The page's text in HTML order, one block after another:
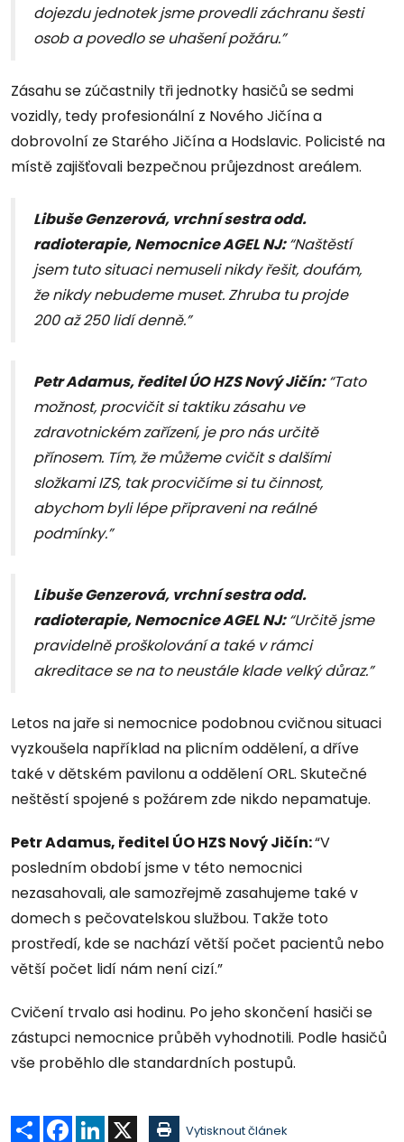
dojezdu jednotek jsme provedli záchranu šesti
osob a povedlo se uhašení požáru.”
Zásahu se zúčastnily tři jednotky hasičů se sedmi
vozidly, tedy profesionální z Nového Jičína a
dobrovolní ze Starého Jičína a Hodslavic. Policisté na
místě zajišťovali bezpečnou průjezdnost areálem.
Libuše Genzerová, vrchní sestra odd.
radioterapie, Nemocnice AGEL NJ:“Naštěstí
jsem tuto situaci nemuseli nikdy řešit, doufám,
že nikdy nebudeme muset. Zhruba tu projde
200 až 250 lidí denně.”
Petr Adamus, ředitel ÚO HZS Nový Jičín:“Tato
možnost, procvičit si taktiku zásahu ve
zdravotnickém zařízení, je pro nás určitě
přínosem. Tím, že můžeme cvičit s dalšími
složkami IZS, tak procvičíme si tu činnost,
abychom byli lépe připraveni na reálné
podmínky.”
Libuše Genzerová, vrchní sestra odd.
radioterapie, Nemocnice AGEL NJ:“Určitě jsme
pravidelně proškolování a také v rámci
akreditace se na to neustále klade velký důraz.”
Letos na jaře si nemocnice podobnou cvičnou situaci
vyzkoušela například na plicním oddělení, a dříve
také v dětském pavilonu a oddělení ORL. Skutečné
neštěstí spojené s požárem zde nikdo nepamatuje.
Petr Adamus, ředitel ÚO HZS Nový Jičín:“V
posledním období jsme v této nemocnici
nezasahovali, ale samozřejmě zasahujeme také v
domech s pečovatelskou službou. Takže toto
prostředí, kde se nachází větší počet pacientů nebo
větší počet lidí nám není cizí.”
Cvičení trvalo asi hodinu. Po jeho skončení hasiči se
zástupci nemocnice průběh vyhodnotili. Podle hasičů
vše proběhlo dle standardních postupů.
Sdílet Facebook
LinkedIn Vytisknout článek